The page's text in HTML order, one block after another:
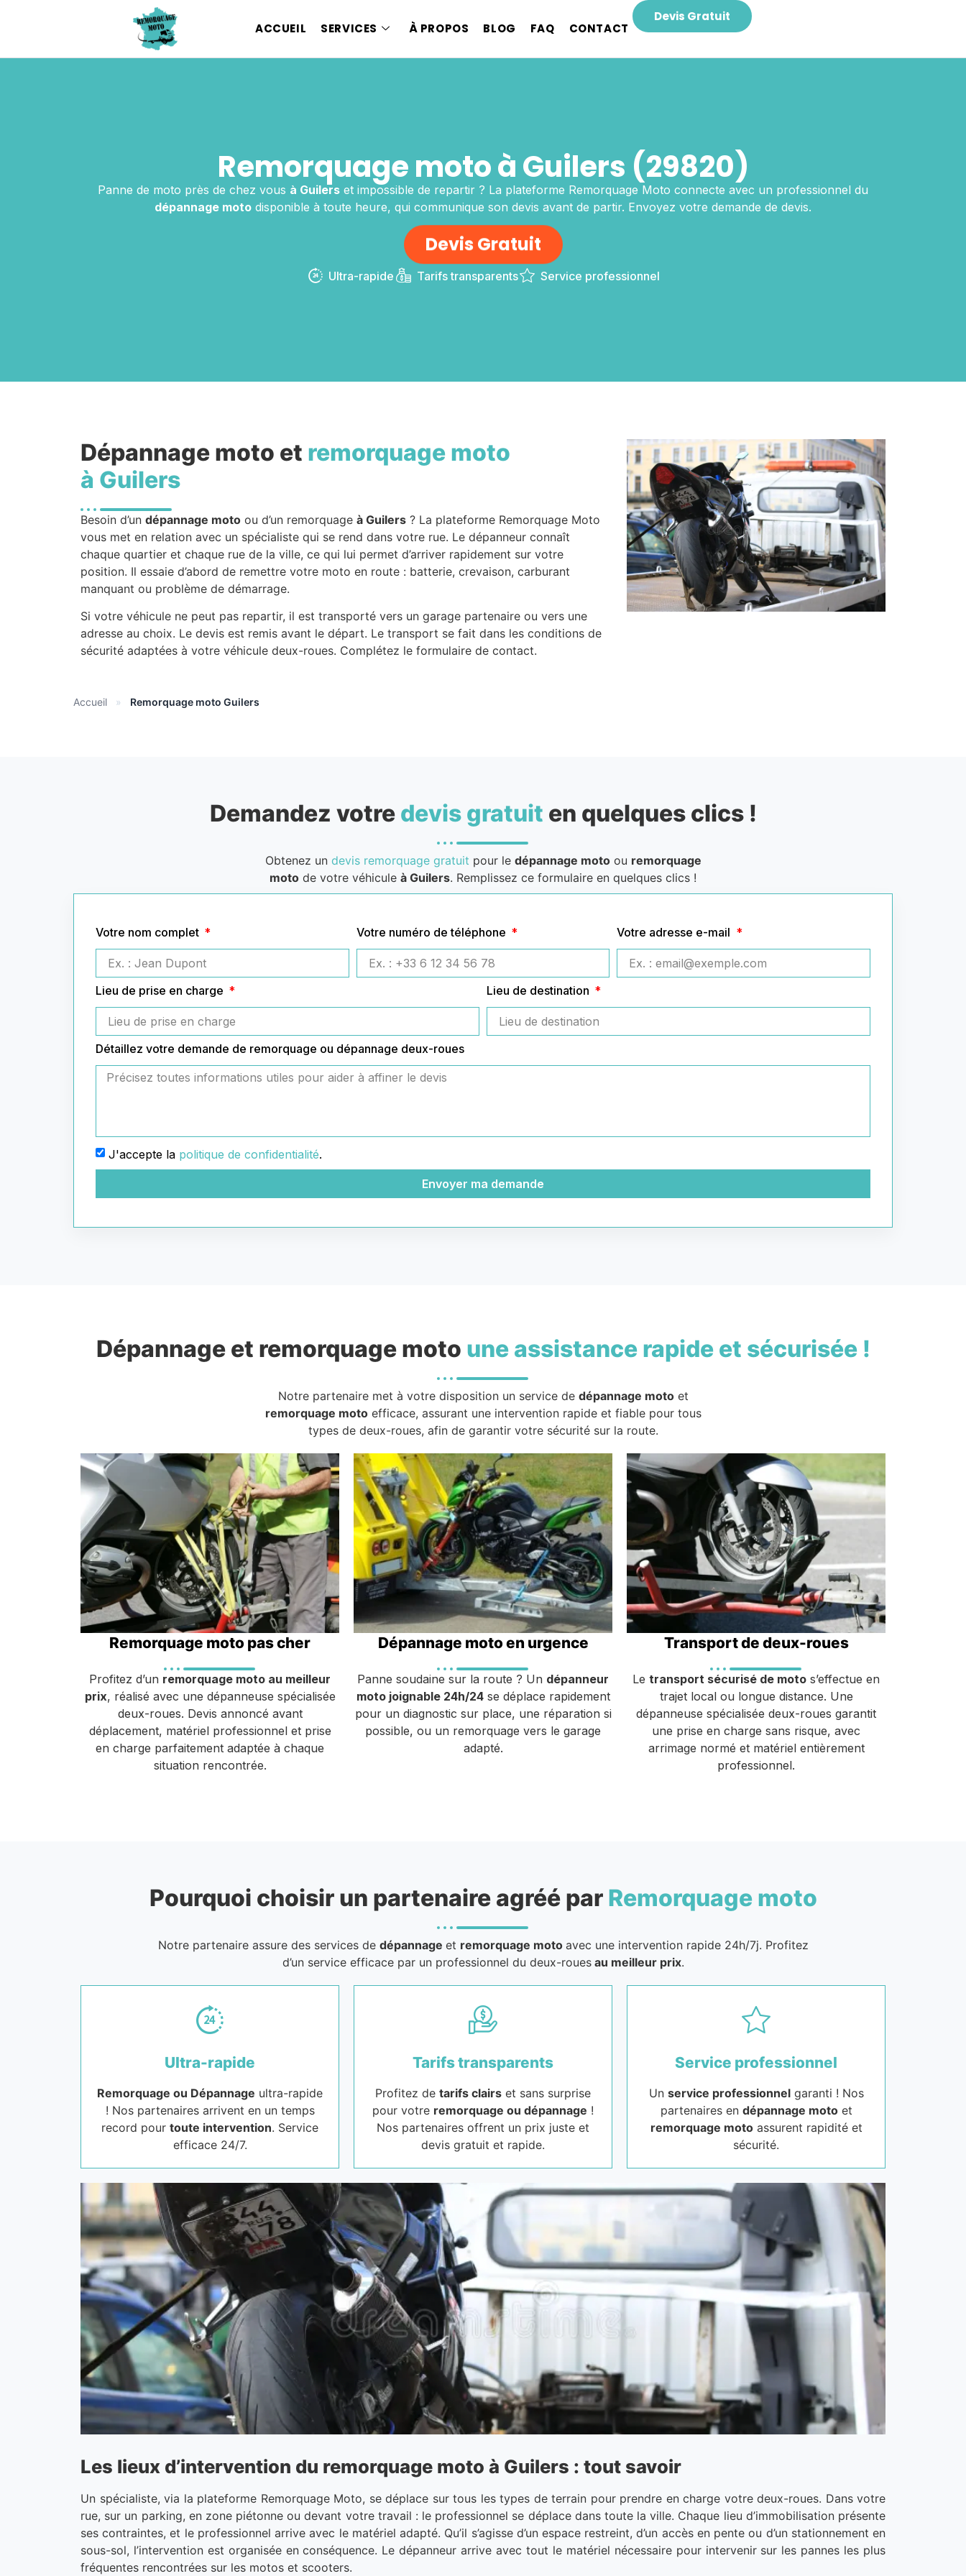
ACCUEIL SERVICES À PROPOS BLOG FAQ CONTACT
Devis Gratuit
Remorquage moto à Guilers (29820)
Panne de moto près de chez vous à Guilers et impossible de repartir ? La plateforme Remorquage Moto connecte avec un professionnel du
dépannage moto disponible à toute heure, qui communique son devis avant de partir. Envoyez votre demande de devis.
Devis Gratuit
Ultra-rapide Tarifs transparents Service professionnel
Dépannage moto et remorquage moto
à Guilers
Besoin d’un dépannage moto ou d’un remorquage à Guilers ? La plateforme Remorquage Moto
vous met en relation avec un spécialiste qui se rend dans votre rue. Le dépanneur connaît
chaque quartier et chaque rue de la ville, ce qui lui permet d’arriver rapidement sur votre
position. Il essaie d’abord de remettre votre moto en route : batterie, crevaison, carburant
manquant ou problème de démarrage.
Si votre véhicule ne peut pas repartir, il est transporté vers un garage partenaire ou vers une
adresse au choix. Le devis est remis avant le départ. Le transport se fait dans les conditions de
sécurité adaptées à votre véhicule deux-roues. Complétez le formulaire de contact.
Accueil » Remorquage moto Guilers
Demandez votre devis gratuit en quelques clics !
Obtenez un devis remorquage gratuit pour le dépannage motoou remorquage
moto de votre véhicule à Guilers. Remplissez ce formulaire en quelques clics !
Votre nom complet Votre numéro de téléphone Votre adresse e-mail
Lieu de prise en charge Lieu de destination
Détaillez votre demande de remorquage ou dépannage deux-roues
J'accepte la politique de confidentialité.
Envoyer ma demande
Dépannage et remorquage moto une assistance rapide et sécurisée !
Notre partenaire met à votre disposition un service de dépannage motoet
remorquage motoefficace, assurant une intervention rapide et fiable pour tous
types de deux-roues, afin de garantir votre sécurité sur la route.
Remorquage moto pas cher
Profitez d’un remorquage moto au meilleur
prix, réalisé avec une dépanneuse spécialisée
deux-roues. Devis annoncé avant
déplacement, matériel professionnel et prise
en charge parfaitement adaptée à chaque
situation rencontrée.
Dépannage moto en urgence
Panne soudaine sur la route ? Un dépanneur
moto joignable 24h/24se déplace rapidement
pour un diagnostic sur place, une réparation si
possible, ou un remorquage vers le garage
adapté.
Transport de deux-roues
Le transport sécurisé de moto s’effectue en
trajet local ou longue distance. Une
dépanneuse spécialisée deux-roues garantit
une prise en charge sans risque, avec
arrimage normé et matériel entièrement
professionnel.
Pourquoi choisir un partenaire agréé par Remorquage moto
Notre partenaire assure des services de dépannage et remorquage moto avec une intervention rapide 24h/7j. Profitez
d’un service efficace par un professionnel du deux-rouesau meilleur prix.
Ultra-rapide
Remorquage ou Dépannage ultra-rapide
! Nos partenaires arrivent en un temps
record pour toute intervention. Service
efficace 24/7.
Tarifs transparents
Profitez de tarifs clairs et sans surprise
pour votre remorquage ou dépannage !
Nos partenaires offrent un prix juste et
devis gratuit et rapide.
Service professionnel
Un service professionnelgaranti ! Nos
partenaires en dépannage motoet
remorquage motoassurent rapidité et
sécurité.
Les lieux d’intervention du remorquage moto à Guilers : tout savoir
Un spécialiste, via la plateforme Remorquage Moto, se déplace sur tous les types de terrain pour prendre en charge votre deux-roues. Dans votre
rue, sur un parking, en zone piétonne ou devant votre travail : le professionnel se déplace dans toute la ville. Chaque lieu d’immobilisation présente
ses contraintes, et le professionnel arrive avec le matériel adapté. Qu’il s’agisse d’un espace restreint, d’un accès en pente ou d’un stationnement en
sous-sol, l’intervention est organisée en conséquence. Le dépanneur arrive avec tout le matériel nécessaire pour intervenir sur les pannes les plus
fréquentes rencontrées sur les motos et scooters.